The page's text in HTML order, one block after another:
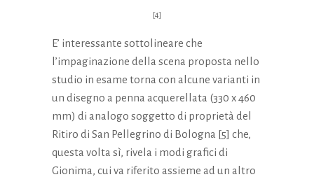
[4]
E’ interessante sottolineare che
l’impaginazione della scena proposta nello
studio in esame torna con alcune varianti in
un disegno a penna acquerellata (330 x 460
mm) di analogo soggetto di proprietà del
Ritiro di San Pellegrino di Bologna [5] che,
questa volta sì, rivela i modi grafici di
Gionima, cui va riferito assieme ad un altro